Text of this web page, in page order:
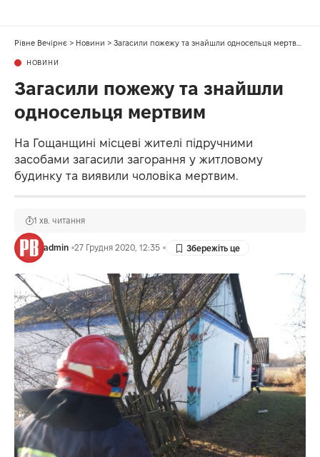
Рівне Вечірнє > Новини > Загасили пожежу та знайшли односельця мертвим
НОВИНИ
Загасили пожежу та знайшли
односельця мертвим
На Гощанщині місцеві жителі підручними
засобами загасили загорання у житловому
будинку та виявили чоловіка мертвим.
admin 27 Грудня 2020, 12:35
1 хв. читання